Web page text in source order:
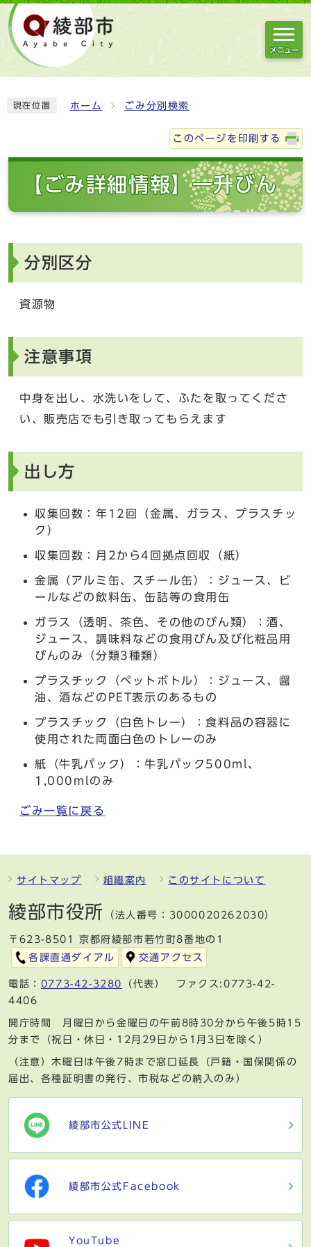
メニュー
現在位置 ホーム ごみ分別検索
このページを印刷する
【ごみ詳細情報】一升びん
分別区分
資源物
注意事項
中身を出し、水洗いをして、ふたを取ってくださ
い、販売店でも引き取ってもらえます
出し方
収集回数：年12回（金属、ガラス、プラスチッ
ク）
収集回数：月2から4回拠点回収（紙）
金属（アルミ缶、スチール缶）：ジュース、ビ
ールなどの飲料缶、缶詰等の食用缶
ガラス（透明、茶色、その他のびん類）：酒、
ジュース、調味料などの食用びん及び化粧品用
びんのみ（分類3種類）
プラスチック（ペットボトル）：ジュース、醤
油、酒などのPET表示のあるもの
プラスチック（白色トレー）：食料品の容器に
使用された両面白色のトレーのみ
紙（牛乳パック）：牛乳パック500ml、
1,000mlのみ
ごみ一覧に戻る
サイトマップ 組織案内 このサイトについて
綾部市役所 （法人番号：3000020262030）
〒623-8501 京都府綾部市若竹町8番地の1
各課直通ダイアル
交通アクセス
電話： 0773-42-3280
（代表） ファクス:0773-42-
4406
開庁時間 月曜日から金曜日の午前8時30分から午後5時15
分まで（祝日・休日・12月29日から1月3日を除く）
（注意）木曜日は午後7時まで窓口延長（戸籍・国保関係の
届出、各種証明書の発行、市税などの納入のみ）
綾部市公式LINE
綾部市公式Facebook
YouTube